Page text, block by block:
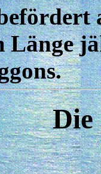
Länge